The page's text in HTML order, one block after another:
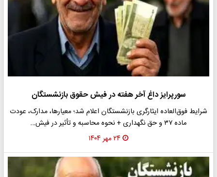
سورپرایز داغ آخر هفته در فیش حقوق بازنشستگان
شرایط فوق‌العاده ایثارگری بازنشستگان اعلام شد؛ معیارها، مدارک، عودت
ماده ۳۷ و حق نگهداری + نحوه محاسبه و تأثیر در فیش…
۲۴ مهر ۱۴۰۴